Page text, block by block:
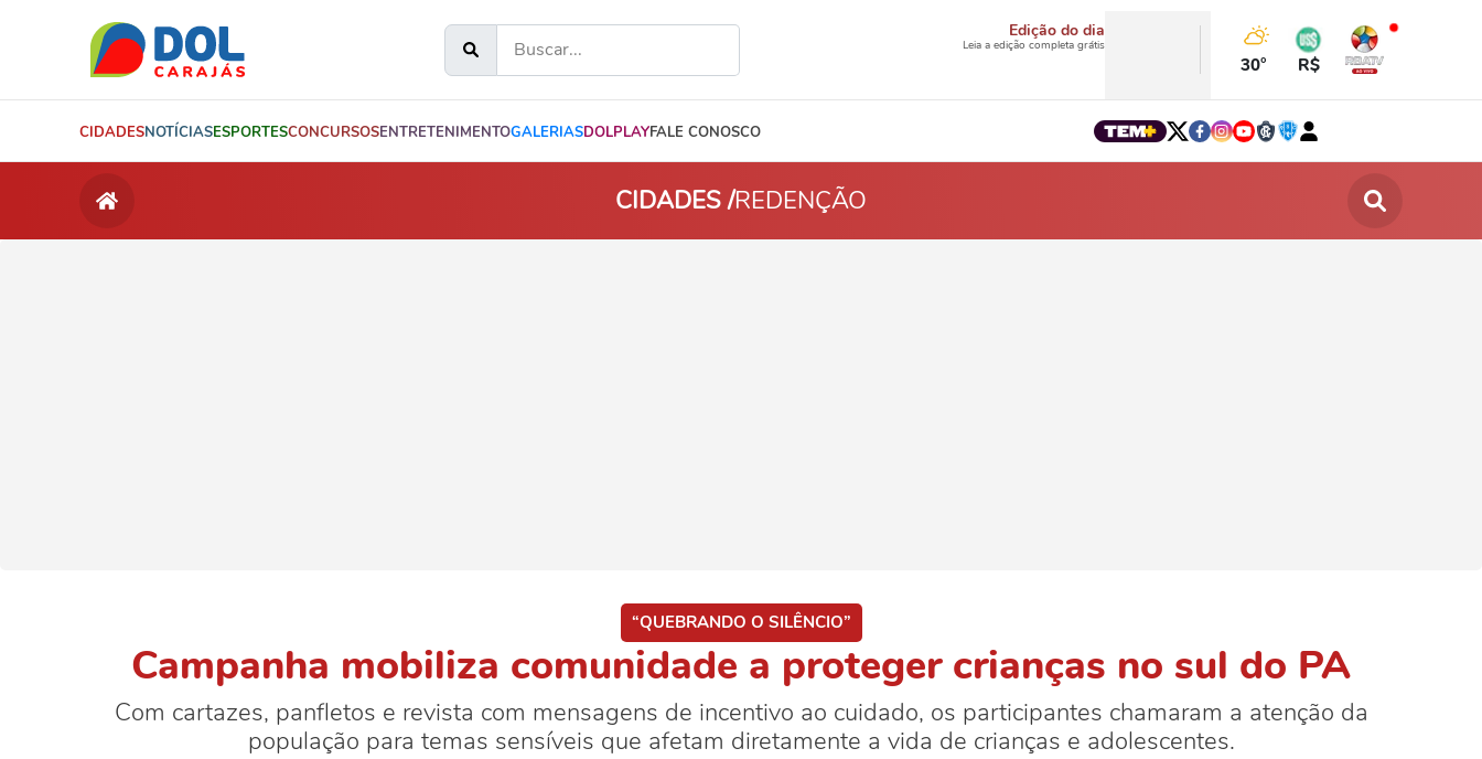
Edição do dia
Leia a edição completa grátis
30° R$
CIDADESNOTÍCIASESPORTESCONCURSOSENTRETENIMENTOGALERIASDOLPLAYFALE CONOSCO
CIDADES /REDENÇÃO
“QUEBRANDO O SILÊNCIO”
Campanha mobiliza comunidade a proteger crianças no sul do PA
Com cartazes, panfletos e revista com mensagens de incentivo ao cuidado, os participantes chamaram a atenção da
população para temas sensíveis que afetam diretamente a vida de crianças e adolescentes.